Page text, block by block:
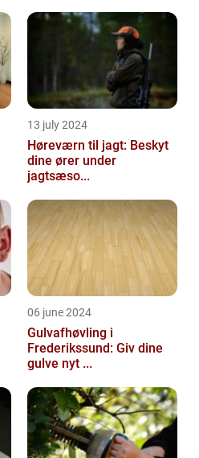
13 july 2024
Høreværn til jagt: Beskyt
dine ører under
jagtsæso...
06 june 2024
Gulvafhøvling i
Frederikssund: Giv dine
gulve nyt ...